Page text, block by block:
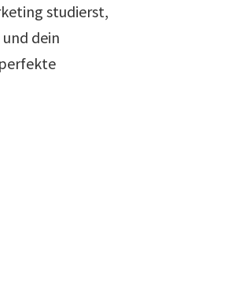
studierst,
dein